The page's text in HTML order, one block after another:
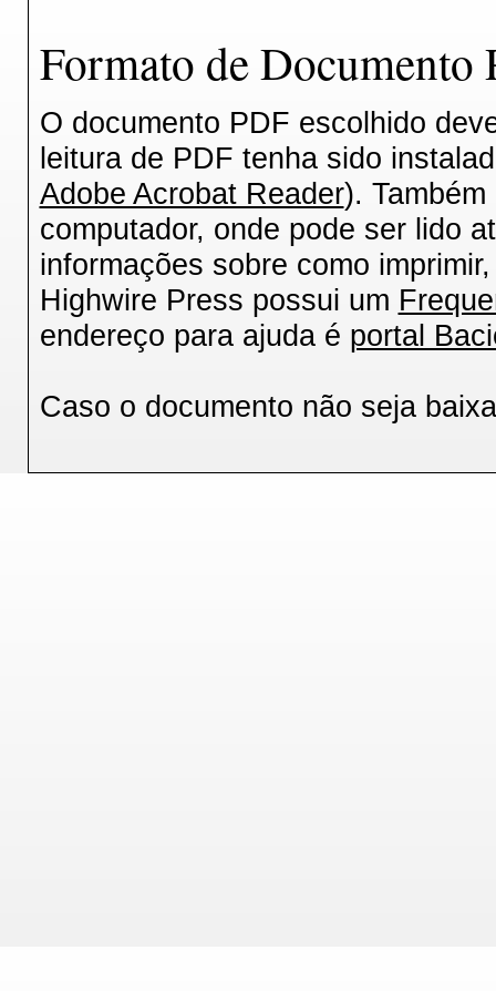
Formato de
O documento PDF escolhido
leitura de PDF tenha sido
Adobe Acrobat Reader).
computador, onde pode ser lido
informações sobre como
Highwire Press possui um
endereço para ajuda é portal
Caso o documento não seja